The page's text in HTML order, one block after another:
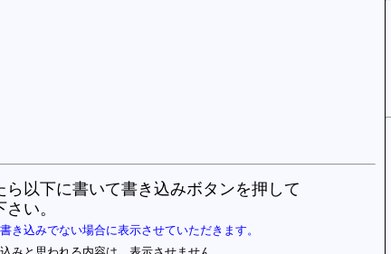
以下に書いて書き込みボタンを押して
さい。
き込みでない場合に表示させていただきます。